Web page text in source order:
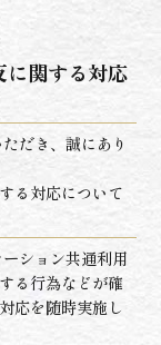
に関する対応
だき、誠にあり
る対応について
ション共通利用
る行為などが確
応を随時実施し